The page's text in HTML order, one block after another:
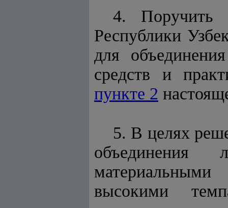
4. Поручить
Республики
для
средств и
пункте 2
5. В целях
объединения
высокими